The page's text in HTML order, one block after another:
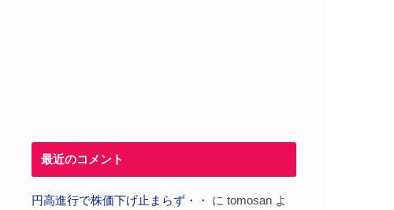
最近のコメント
円高進行で株価下げ止まらず・・ に tomosan よ